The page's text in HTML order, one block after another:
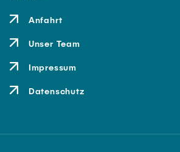
Anfahrt
Unser Team
Impressum
Datenschutz